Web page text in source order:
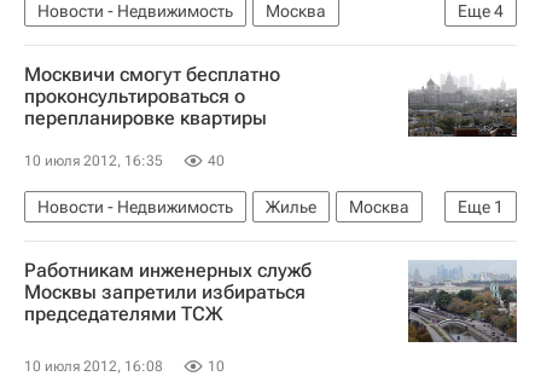
Еще4
Новости - Недвижимость
Москва
Гостиницы
Торги
Коммерческая недвижимость
Москвичи смогут бесплатно
проконсультироваться о
перепланировке квартиры
10 июля 2012, 16:35 40
Еще 1
Новости - Недвижимость Жилье
Москва
Россия
Работникам инженерных служб
Москвы запретили избираться
председателями ТСЖ
10 июля 2012, 16:08 10